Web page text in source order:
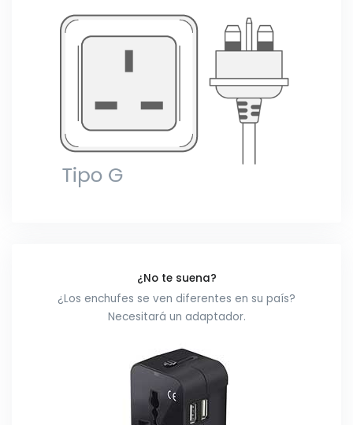
¿No te suena?
¿Los enchufes se ven diferentes en su país?
Necesitará un adaptador.